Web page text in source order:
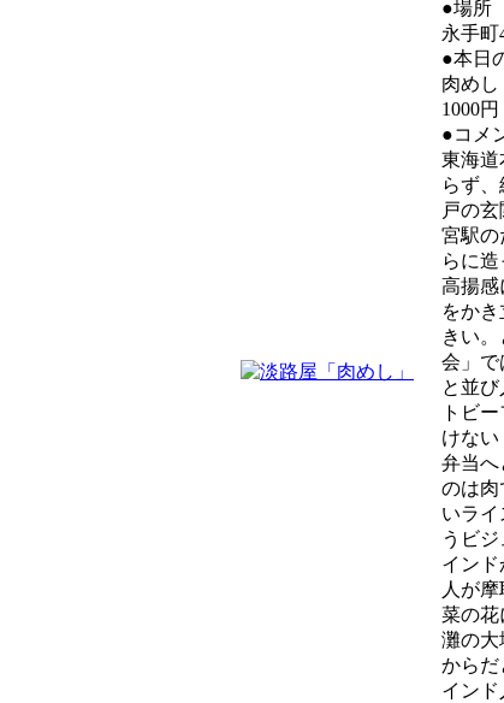
●場所
永手町
●本日
肉めし
1000円
●コメ
東海道
らず
戸の
宮駅の
らに
高揚感
をか
きい
会」で
と並
トビ
けな
弁当へ
のは肉
いラ
うビ
イン
人が
菜の花
灘の大
からだ
イン